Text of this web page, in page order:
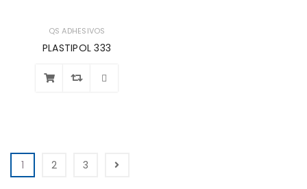
QS ADHESIVOS
PLASTIPOL 333
1 2 3